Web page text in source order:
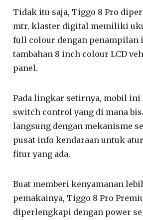
Tidak itu saja, Tiggo 8 Pro
mtr. klaster digital memiliki
full colour dengan penampilan
tambahan 8 inch colour LCD
panel.
Pada lingkar setirnya, mobil ini
switch control yang di mana
langsung dengan mekanisme
pusat info kendaraan untuk
fitur yang ada.
Buat memberi kenyamanan
pemakainya, Tiggo 8 Pro
diperlengkapi dengan power